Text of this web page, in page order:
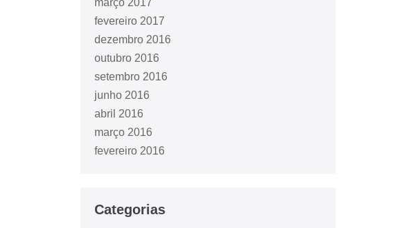
março 2017
fevereiro 2017
dezembro 2016
outubro 2016
setembro 2016
junho 2016
abril 2016
março 2016
fevereiro 2016
Categorias